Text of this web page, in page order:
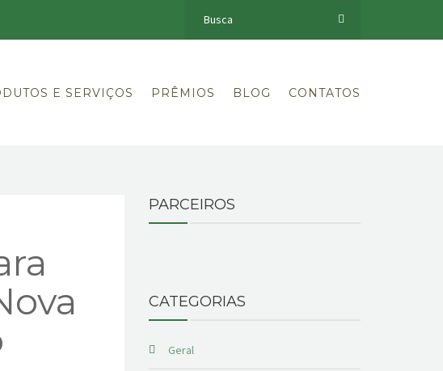
E SERVIÇOS PRÊMIOS BLOG CONTATOS
PARCEIROS
CATEGORIAS
Geral